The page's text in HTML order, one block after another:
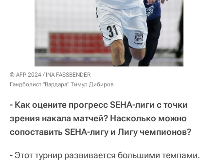
© AFP 2024 / INA FASSBENDER
Гандболист "Вардара" Тимур Дибиров
- Как оцените прогресс SEHA-лиги с точки
зрения накала матчей? Насколько можно
сопоставить SEHA-лигу и Лигу чемпионов?
- Этот турнир развивается большими темпами.